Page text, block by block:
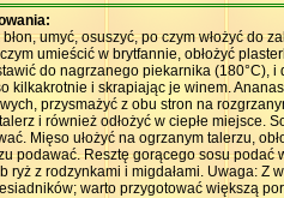
umyć, osuszyć, po czym włożyć
umieścić w brytfannie, obłożyć
do nagrzanego piekarnika (180°C),
kilkakrotnie i skrapiając je winem.
przysmażyć z obu stron na
i również odłożyć w ciepłe miejsce.
Mięso ułożyć na ogrzanym talerzu,
podawać. Resztę gorącego sosu podać
ryż z rodzynkami i migdałami. Uwaga:
warto przygotować większą